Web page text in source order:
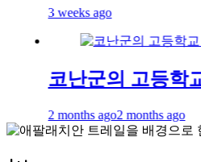
3 weeks ago
코난군의 고등학교
2 months ago2 months ago